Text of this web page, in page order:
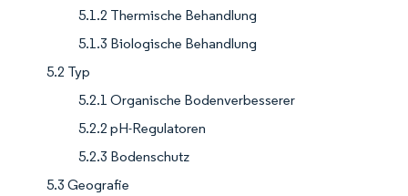
5.1.2 Thermische Behandlung
5.1.3 Biologische Behandlung
5.2 Typ
5.2.1 Organische Bodenverbesserer
5.2.2 pH-Regulatoren
5.2.3 Bodenschutz
5.3 Geografie